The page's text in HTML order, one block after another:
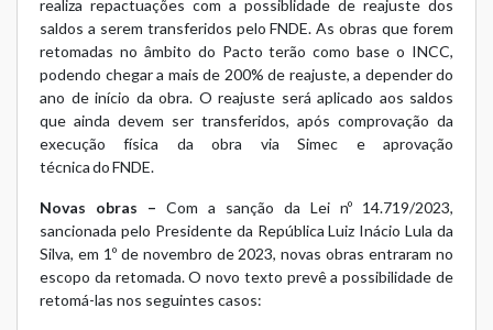
realiza repactuações com a possiblidade de reajuste dos
saldos a serem transferidos pelo FNDE. As obras que forem
retomadas no âmbito do Pacto terão como base o INCC,
podendo chegar a mais de 200% de reajuste, a depender do
ano de início da obra. O reajuste será aplicado aos saldos
que ainda devem ser transferidos, após comprovação da
execução física da obra via Simec e aprovação
técnica do FNDE.
Novas obras – Com a sanção da Lei nº 14.719/2023,
sancionada pelo Presidente da República Luiz Inácio Lula da
Silva, em 1º de novembro de 2023, novas obras entraram no
escopo da retomada. O novo texto prevê a possibilidade de
retomá-las nos seguintes casos: